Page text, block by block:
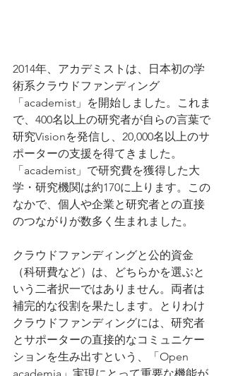
2014年、アカデミストは、日本初の学
術系クラウドファンディング
「academist」を開始しました。これま
で、400名以上の研究者が自らの言葉で
研究Visionを発信し、20,000名以上のサ
ポーターの支援を得てきました。
「academist」で研究費を獲得した大
学・研究機関は約170に上ります。この
なかで、個人や企業と研究者との直接
のつながりが数多く生まれました。
クラウドファンディングと公的資金
（科研費など）は、どちらかを選ぶと
いう二者択一ではありません。両者は
補完的な役割を果たします。とりわけ
クラウドファンディングには、研究者
とサポーターの直接的なコミュニケー
ションを生み出すという、「Open